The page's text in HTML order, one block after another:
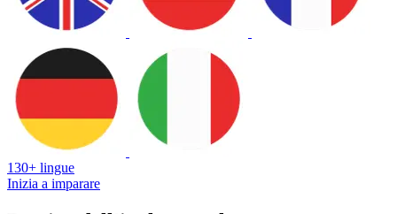
130+ lingue
Inizia a imparare